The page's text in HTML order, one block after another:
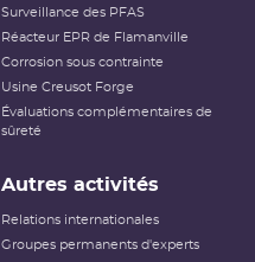
Surveillance des PFAS
Réacteur EPR de Flamanville
Corrosion sous contrainte
Usine Creusot Forge
Évaluations complémentaires de
sûreté
Autres activités
Relations internationales
Groupes permanents d'experts